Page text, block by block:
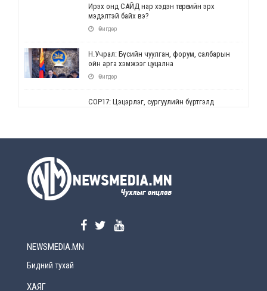
Ирэх онд САЙД нар хэдэн төгрөгийн эрх
мэдэлтэй байх вэ?
Өчигдөр
Н.Учрал: Бүсийн чуулган, форум, салбарын
ойн арга хэмжээг цуцална
Өчигдөр
СОР17: Цэцэрлэг, сургуулийн бүртгэлд
Өчигдөр
Өчигдөр
NEWSMEDIA.MN
Бидний тухай
ХАЯГ